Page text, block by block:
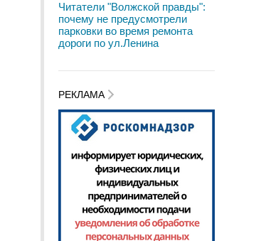
Читатели "Волжской правды":
почему не предусмотрели
парковки во время ремонта
дороги по ул.Ленина
РЕКЛАМА